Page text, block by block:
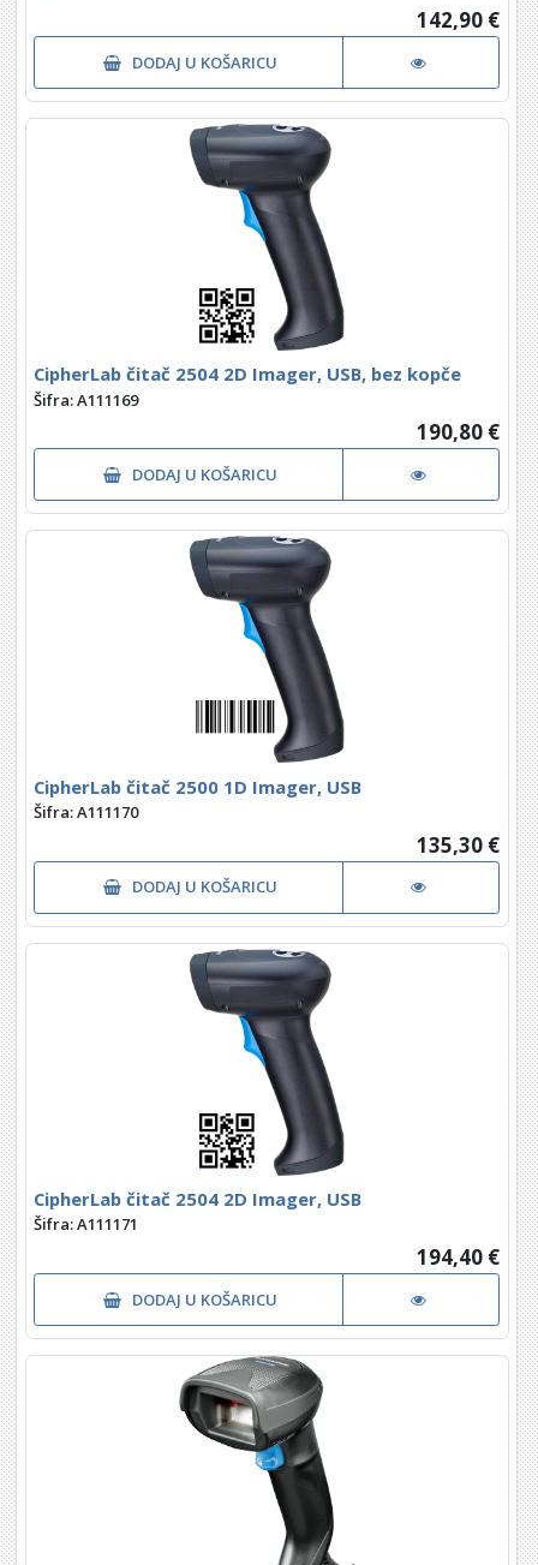
142,90 €
DODAJ U KOŠARICU
CipherLab čitač 2504 2D Imager, USB, bez kopče
Šifra: A111169
190,80 €
DODAJ U KOŠARICU
CipherLab čitač 2500 1D Imager, USB
Šifra: A111170
135,30 €
DODAJ U KOŠARICU
CipherLab čitač 2504 2D Imager, USB
Šifra: A111171
194,40 €
DODAJ U KOŠARICU